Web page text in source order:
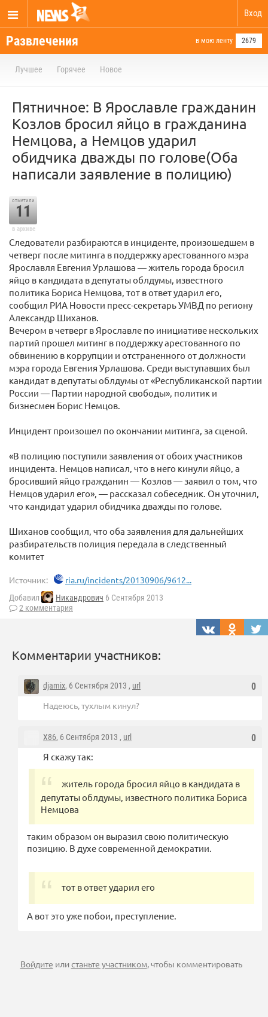
Вход
Развлечения в мою ленту 2679
Лучшее Горячее Новое
Пятничное: В Ярославле гражданин
Козлов бросил яйцо в гражданина
Немцова, а Немцов ударил
обидчика дважды по голове(Оба
написали заявление в полицию)
отметили
11
в архиве
Следователи разбираются в инциденте, произошедшем в
четверг после митинга в поддержку арестованного мэра
Ярославля Евгения Урлашова — житель города бросил
яйцо в кандидата в депутаты облдумы, известного
политика Бориса Немцова, тот в ответ ударил его,
сообщил РИА Новости пресс-секретарь УМВД по региону
Александр Шиханов.
Вечером в четверг в Ярославле по инициативе нескольких
партий прошел митинг в поддержку арестованного по
обвинению в коррупции и отстраненного от должности
мэра города Евгения Урлашова. Среди выступавших был
кандидат в депутаты облдумы от «Республиканской партии
России — Партии народной свободы», политик и
бизнесмен Борис Немцов.
Инцидент произошел по окончании митинга, за сценой.
«В полицию поступили заявления от обоих участников
инцидента. Немцов написал, что в него кинули яйцо, а
бросивший яйцо гражданин — Козлов — заявил о том, что
Немцов ударил его», — рассказал собеседник. Он уточнил,
что кандидат ударил обидчика дважды по голове.
Шиханов сообщил, что оба заявления для дальнейших
разбирательств полиция передала в следственный
комитет
Источник: ria.ru/incidents/20130906/9612...
Добавил Никандрович 6 Сентября 2013
2 комментария
Комментарии участников:
0
djamix, 6 Сентября 2013 , url
Надеюсь, тухлым кинул?
0
X86, 6 Сентября 2013 , url
Я скажу так:
житель города бросил яйцо в кандидата в
депутаты облдумы, известного политика Бориса
Немцова
таким образом он выразил свою политическую
позицию. В духе современной демократии.
тот в ответ ударил его
А вот это уже побои, преступление.
Войдите илистаньте участником, чтобы комментировать